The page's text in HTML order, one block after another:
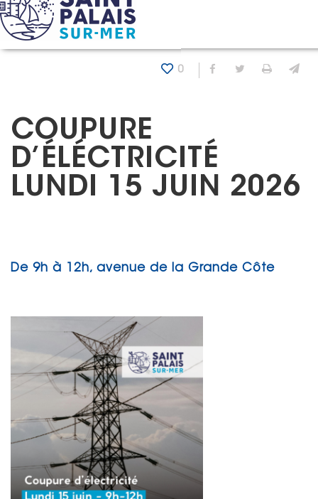
Panneau de gestion des cookies
Accueil Actualités
0 Partager sur
Partager
COUPURE
D’ÉLÉCTRICITÉ
LUNDI 15 JUIN 2026
De 9h à 12h, avenue de la Grande Côte